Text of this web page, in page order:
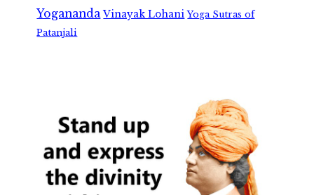
Yogananda Vinayak Lohani Yoga Sutras of
Patanjali